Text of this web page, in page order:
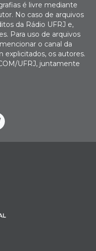
é livre mediante
No caso de arquivos
da Rádio UFRJ e,
Para uso de arquivos
o canal da
explicitados, os autores.
UFRJ, juntamente